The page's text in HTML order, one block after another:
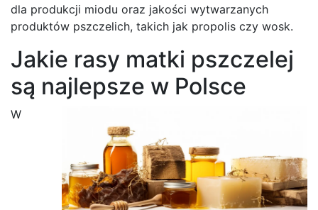
dla produkcji miodu oraz jakości wytwarzanych
produktów pszczelich, takich jak propolis czy wosk.
Jakie rasy matki pszczelej
są najlepsze w Polsce
W